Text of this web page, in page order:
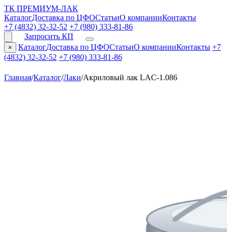
ТК ПРЕМИУМ-ЛАК
КаталогДоставка по ЦФОСтатьиО компанииКонтакты
+7 (4832) 32-32-52 +7 (980) 333-81-86
Запросить КП
× КаталогДоставка по ЦФОСтатьиО компанииКонтакты +7
(4832) 32-32-52 +7 (980) 333-81-86
Главная/Каталог/Лаки/Акриловый лак LAC-1.086